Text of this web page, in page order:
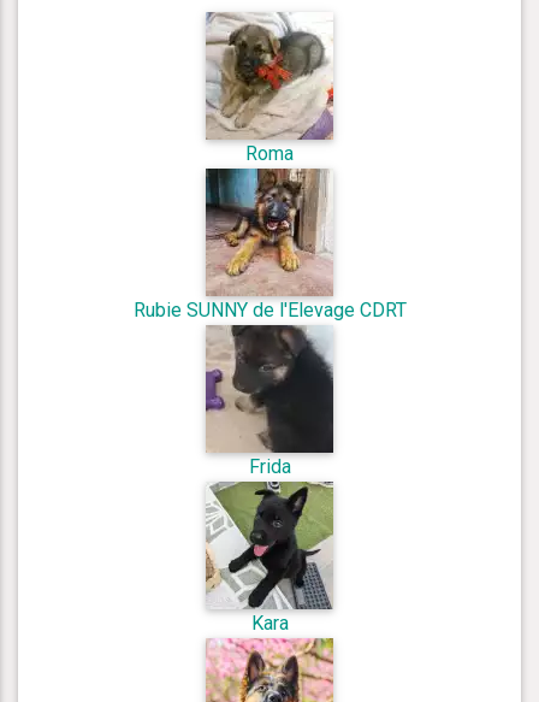
Roma
Rubie SUNNY de l'Elevage CDRT
Frida
Kara